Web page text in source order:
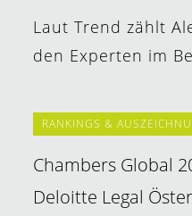
Laut Trend zählt
den Experten im
RANKINGS &
Chambers Global
Deloitte Legal